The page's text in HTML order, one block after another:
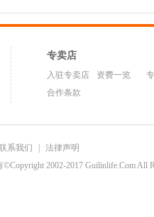
专卖店
入驻专卖店 资费一览
合作条款
系我们
法律声明
©Copyright 2002-2017 Guilinlife.Com All